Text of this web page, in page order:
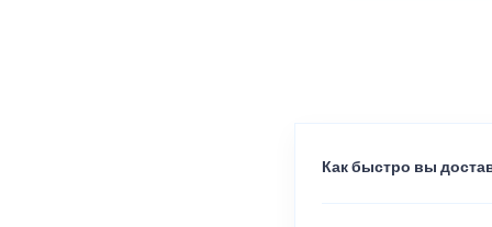
Как быстро вы